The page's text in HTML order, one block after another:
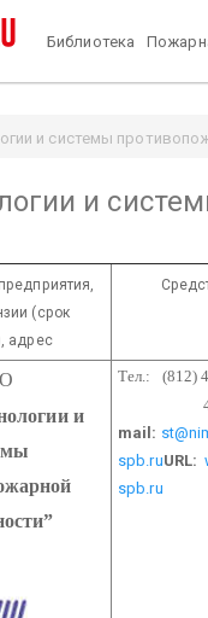
Библиотека
и системы
и
(срок
адрес
и
Тел.: (812)
444-
mail:
spb.ruURL:
spb.ru